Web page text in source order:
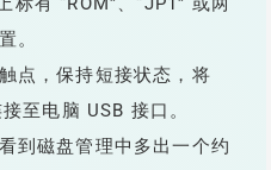
。
点，保持短接状态，将
至电脑 USB 接口。
到磁盘管理中多出一个约